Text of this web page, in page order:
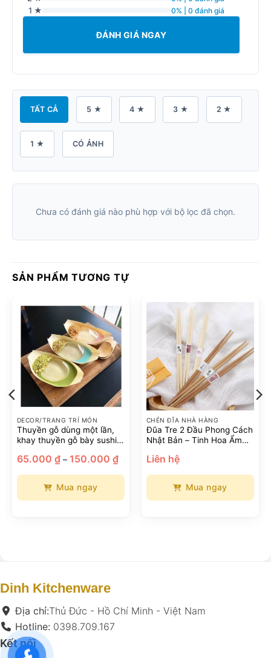
1 ★ 0% | 0 đánh giá
ĐÁNH GIÁ NGAY
TẤT CẢ 5 ★ 4 ★ 3 ★ 2 ★
1 ★ CÓ ẢNH
Chưa có đánh giá nào phù hợp với bộ lọc đã chọn.
SẢN PHẨM TƯƠNG TỰ
DECOR/TRANG TRÍ MÓN
Thuyền gỗ dùng một lần,
khay thuyền gỗ bày sushi
65.000 ₫ – 150.000 ₫Khoảng
giá:
65.000 ₫
Mua ngay
thể.
Các
tùy
có
thể
CHÉN ĐĨA NHÀ HÀNG
Đũa Tre 2 Đầu Phong Cách
Nhật Bản – Tinh Hoa Ẩm
Công
Liên hệ
Mua ngay
tùy
Dinh Kitchenware
Địa chỉ:Thủ Đức - Hồ Chí Minh - Việt Nam
Hotline: 0398.709.167
Kết nối